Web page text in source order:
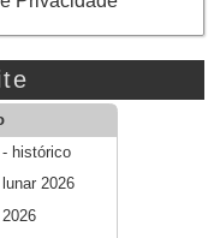
histórico
2026